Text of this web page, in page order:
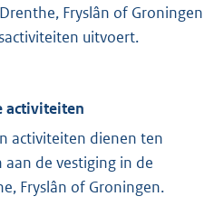
Fryslân of Groningen
uitvoert.
activiteiten
activiteiten dienen ten
de vestiging in de
Fryslân of Groningen.